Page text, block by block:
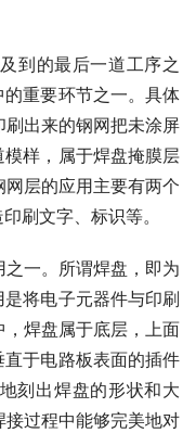
到的最后一道工序之
重要环节之一。具体
出来的钢网把未涂屏
样，属于焊盘掩膜层
层的应用主要有两个
刷文字、标识等。
一。所谓焊盘，即为
将电子元器件与印刷
焊盘属于底层，上面
于电路板表面的插件
刻出焊盘的形状和大
过程中能够完美地对